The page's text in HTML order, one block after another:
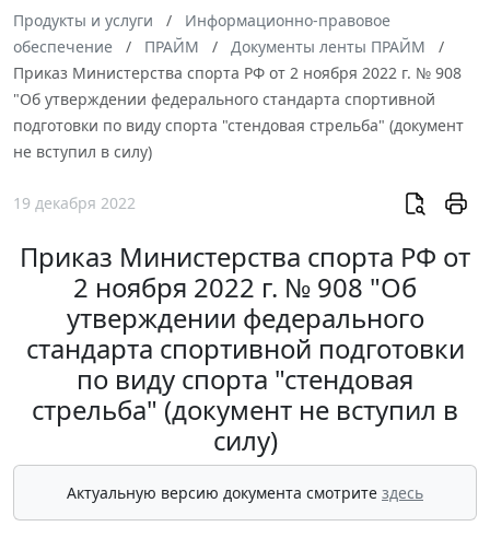
Продукты и услуги
Информационно-правовое
обеспечение
ПРАЙМ
Документы ленты ПРАЙМ
Приказ Министерства спорта РФ от 2 ноября 2022 г. № 908
"Об утверждении федерального стандарта спортивной
подготовки по виду спорта "стендовая стрельба" (документ
не вступил в силу)
19 декабря 2022
Приказ Министерства спорта РФ от
2 ноября 2022 г. № 908 "Об
утверждении федерального
стандарта спортивной подготовки
по виду спорта "стендовая
стрельба" (документ не вступил в
силу)
Актуальную версию документа смотрите здесь